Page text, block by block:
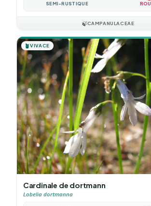
SEMI-RUSTIQUE
🍃CAMPANULACEAE
🪴VIVACE
Cardinale de dortmann
Lobelia dortmanna